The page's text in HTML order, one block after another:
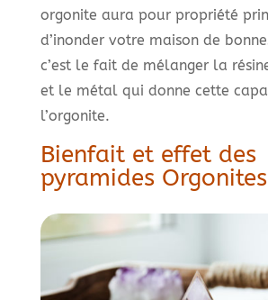
orgonite aura pour propriété
d’inonder votre maison de
c’est le fait de mélanger la
et le métal qui donne cette
l’orgonite.
Bienfait et effet des
pyramides Orgonites